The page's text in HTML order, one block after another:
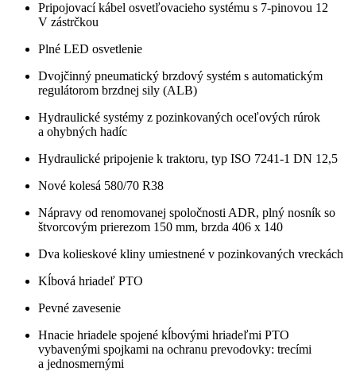
Pripojovací kábel osvetľovacieho systému s 7-pinovou 12
V zástrčkou
Plné LED osvetlenie
Dvojčinný pneumatický brzdový systém s automatickým
regulátorom brzdnej sily (ALB)
Hydraulické systémy z pozinkovaných oceľových rúrok
a ohybných hadíc
Hydraulické pripojenie k traktoru, typ ISO 7241-1 DN 12,5
Nové kolesá 580/70 R38
Nápravy od renomovanej spoločnosti ADR, plný nosník so
štvorcovým prierezom 150 mm, brzda 406 x 140
Dva kolieskové kliny umiestnené v pozinkovaných vreckách
Kĺbová hriadeľ PTO
Pevné zavesenie
Hnacie hriadele spojené kĺbovými hriadeľmi PTO
vybavenými spojkami na ochranu prevodovky: trecími
a jednosmernými